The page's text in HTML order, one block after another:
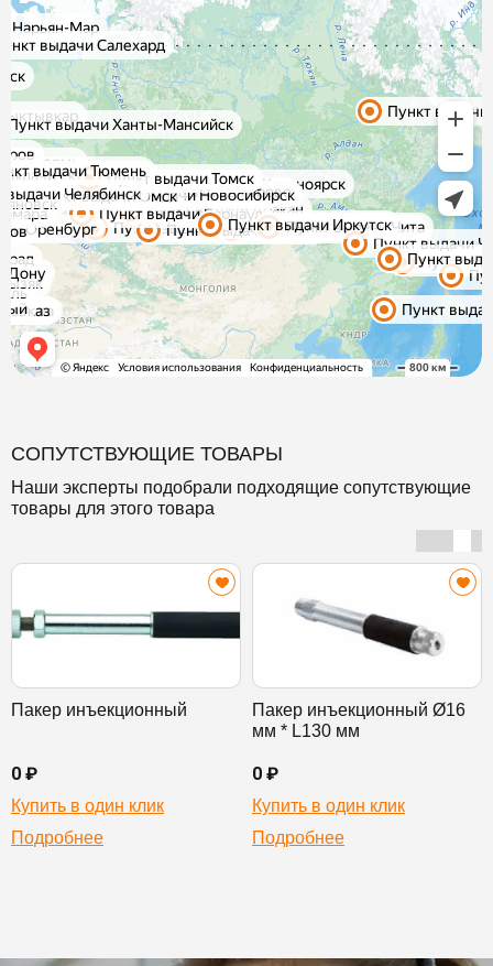
СОПУТСТВУЮЩИЕ ТОВАРЫ
Наши эксперты подобрали подходящие сопутствующие
товары для этого товара
Пакер инъекционный
0 ₽
Купить в один клик
Подробнее
Пакер инъекционный Ø16
мм * L130 мм
0 ₽
Купить в один клик
Подробнее